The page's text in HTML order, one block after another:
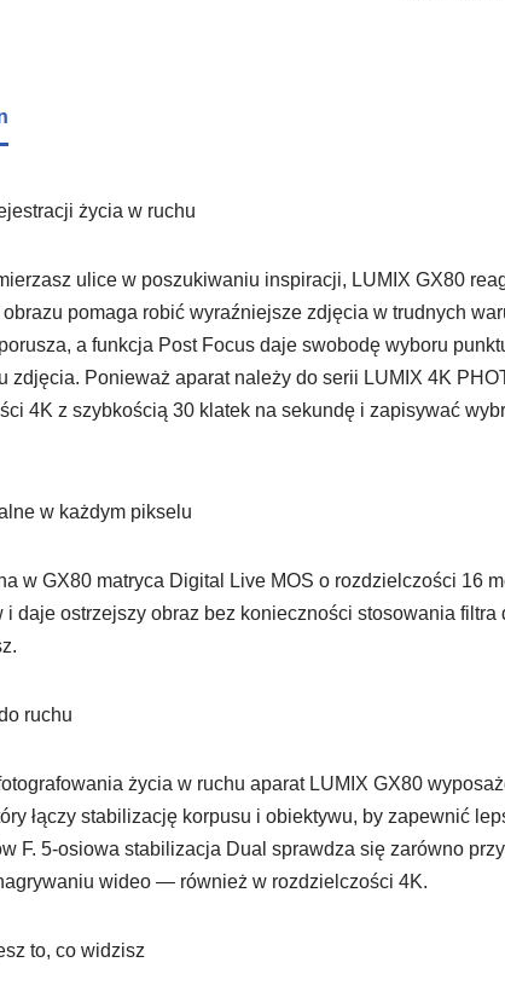
życia w ruchu
ulice w poszukiwaniu inspiracji, LUMIX GX80
pomaga robić wyraźniejsze zdjęcia w trudnych
a funkcja Post Focus daje swobodę wyboru
zdjęcia. Ponieważ aparat należy do serii LUMIX 4K
4K z szybkością 30 klatek na sekundę i zapisywać
w każdym pikselu
w GX80 matryca Digital Live MOS o rozdzielczości 16
i daje ostrzejszy obraz bez konieczności stosowania
ruchu
życia w ruchu aparat LUMIX GX80
łączy stabilizację korpusu i obiektywu, by zapewnić
F. 5-osiowa stabilizacja Dual sprawdza się zarówno
wideo — również w rozdzielczości 4K.
to, co widzisz